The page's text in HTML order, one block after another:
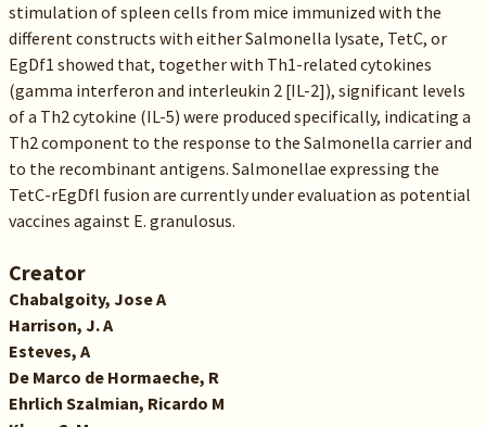
stimulation of spleen cells from mice immunized with the
different constructs with either Salmonella lysate, TetC, or
EgDf1 showed that, together with Th1-related cytokines
(gamma interferon and interleukin 2 [IL-2]), significant levels
of a Th2 cytokine (IL-5) were produced specifically, indicating a
Th2 component to the response to the Salmonella carrier and
to the recombinant antigens. Salmonellae expressing the
TetC-rEgDfl fusion are currently under evaluation as potential
vaccines against E. granulosus.
Creator
Chabalgoity, Jose A
Harrison, J. A
Esteves, A
De Marco de Hormaeche, R
Ehrlich Szalmian, Ricardo M